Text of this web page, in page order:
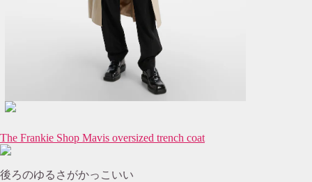
The Frankie Shop Mavis oversized trench coat
後ろのゆるさがかっこいい